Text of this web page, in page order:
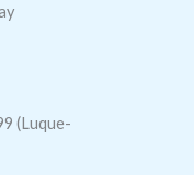
(Luque-